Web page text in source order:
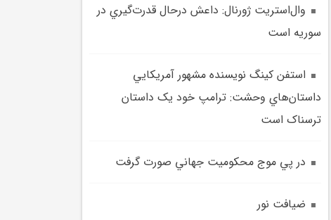
وال‌استريت ژورنال: داعش درحال قدرت‌گيري در
سوريه است
استفن کينگ نويسنده مشهور آمريکايي
داستان‌هاي وحشت: ترامپ خود يک داستان
ترسناک است
در پي موج محکوميت جهاني صورت گرفت
ضيافت نور